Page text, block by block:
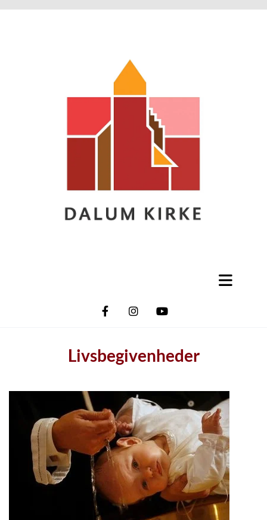
Livsbegivenheder